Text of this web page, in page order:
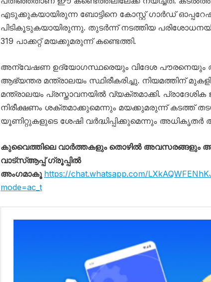
എടുക്കുകയായിരുന്ന ബോട്ടിനെ കോസ്റ്റ് ഗാർഡ്
പിടികൂടുകയായിരുന്നു. തുടർന്ന് നടത്തിയ
319 പാക്കറ്റ് മയക്കുമരുന്ന് കണ്ടെത്തി.
അന്വേഷണ ഉദ്യോഗസ്ഥരെയും വിദേശ പൗരനെയും
ആഭ്യന്തര മന്ത്രാലയം സ്ഥിരീകരിച്ചു. നിയമത്തിന്
മന്ത്രാലയം പ്രസ്താവനയിൽ വ്യക്തമാക്കി.
നിരീക്ഷണം ശക്തമാക്കുമെന്നും മയക്കുമരുന്ന് കടത്ത്
യൂണിറ്റുകളുടെ ശേഷി വർദ്ധിപ്പിക്കുമെന്നും അധികൃതർ
കുവൈത്തിലെ വാർത്തകളും തൊഴിൽ അവസരങ്ങളും
വാട്സ്ആപ്പ് ഗ്രൂപ്പിൽ
അംഗമാകൂ https://chat.whatsapp.com/
mode=ac_t